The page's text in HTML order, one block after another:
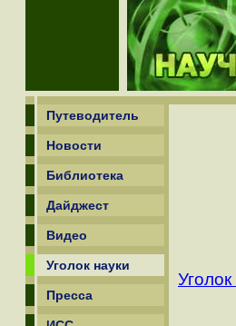
Путеводитель
Новости
Библиотека
Дайджест
Видео
Уголок науки
Пресса